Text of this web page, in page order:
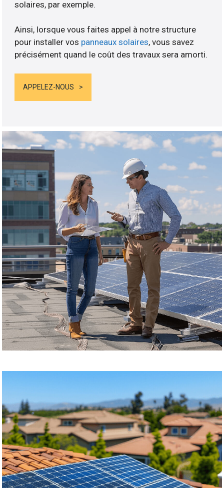
solaires, par exemple.
Ainsi, lorsque vous faites appel à notre structure
pour installer vos panneaux solaires, vous savez
précisément quand le coût des travaux sera amorti.
APPELEZ-NOUS